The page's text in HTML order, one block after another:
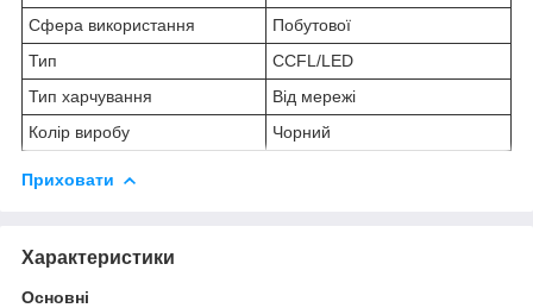
Сфера використання
Побутової
Тип
CCFL/LED
Тип харчування
Від мережі
Колір виробу
Чорний
Приховати
Характеристики
Основні